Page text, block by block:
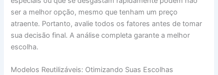
ser a melhor opção, mesmo que tenham um preço
atraente. Portanto, avalie todos os fatores antes de tomar
sua decisão final. A análise completa garante a melhor
escolha.
Modelos Reutilizáveis: Otimizando Suas Escolhas